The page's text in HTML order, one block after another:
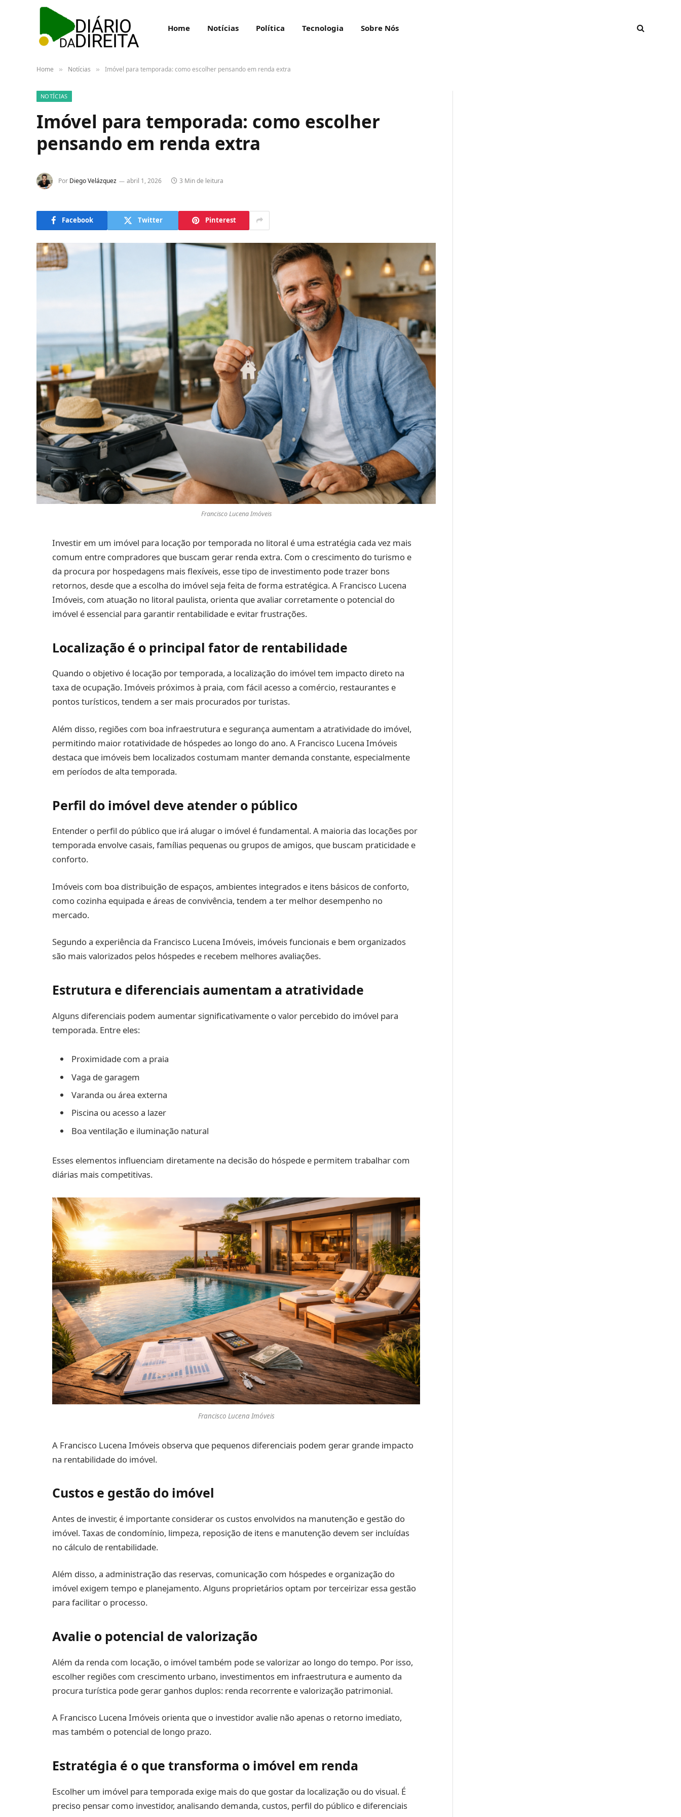
Home Notícias Política Tecnologia Sobre Nós
Home » Notícias » Imóvel para temporada: como escolher pensando em renda extra
NOTÍCIAS
Imóvel para temporada: como escolher
pensando em renda extra
Por Diego Velázquez abril 1, 2026 3 Min de leitura
Facebook Twitter Pinterest
Francisco Lucena Imóveis
Investir em um imóvel para locação por temporada no litoral é uma estratégia cada vez mais
comum entre compradores que buscam gerar renda extra. Com o crescimento do turismo e
da procura por hospedagens mais flexíveis, esse tipo de investimento pode trazer bons
retornos, desde que a escolha do imóvel seja feita de forma estratégica. A Francisco Lucena
Imóveis, com atuação no litoral paulista, orienta que avaliar corretamente o potencial do
imóvel é essencial para garantir rentabilidade e evitar frustrações.
Localização é o principal fator de rentabilidade
Quando o objetivo é locação por temporada, a localização do imóvel tem impacto direto na
taxa de ocupação. Imóveis próximos à praia, com fácil acesso a comércio, restaurantes e
pontos turísticos, tendem a ser mais procurados por turistas.
Além disso, regiões com boa infraestrutura e segurança aumentam a atratividade do imóvel,
permitindo maior rotatividade de hóspedes ao longo do ano. A Francisco Lucena Imóveis
destaca que imóveis bem localizados costumam manter demanda constante, especialmente
em períodos de alta temporada.
Perfil do imóvel deve atender o público
Entender o perfil do público que irá alugar o imóvel é fundamental. A maioria das locações por
temporada envolve casais, famílias pequenas ou grupos de amigos, que buscam praticidade e
conforto.
Imóveis com boa distribuição de espaços, ambientes integrados e itens básicos de conforto,
como cozinha equipada e áreas de convivência, tendem a ter melhor desempenho no
mercado.
Segundo a experiência da Francisco Lucena Imóveis, imóveis funcionais e bem organizados
são mais valorizados pelos hóspedes e recebem melhores avaliações.
Estrutura e diferenciais aumentam a atratividade
Alguns diferenciais podem aumentar significativamente o valor percebido do imóvel para
temporada. Entre eles:
Proximidade com a praia
Vaga de garagem
Varanda ou área externa
Piscina ou acesso a lazer
Boa ventilação e iluminação natural
Esses elementos influenciam diretamente na decisão do hóspede e permitem trabalhar com
diárias mais competitivas.
Francisco Lucena Imóveis
A Francisco Lucena Imóveis observa que pequenos diferenciais podem gerar grande impacto
na rentabilidade do imóvel.
Custos e gestão do imóvel
Antes de investir, é importante considerar os custos envolvidos na manutenção e gestão do
imóvel. Taxas de condomínio, limpeza, reposição de itens e manutenção devem ser incluídas
no cálculo de rentabilidade.
Além disso, a administração das reservas, comunicação com hóspedes e organização do
imóvel exigem tempo e planejamento. Alguns proprietários optam por terceirizar essa gestão
para facilitar o processo.
Avalie o potencial de valorização
Além da renda com locação, o imóvel também pode se valorizar ao longo do tempo. Por isso,
escolher regiões com crescimento urbano, investimentos em infraestrutura e aumento da
procura turística pode gerar ganhos duplos: renda recorrente e valorização patrimonial.
A Francisco Lucena Imóveis orienta que o investidor avalie não apenas o retorno imediato,
mas também o potencial de longo prazo.
Estratégia é o que transforma o imóvel em renda
Escolher um imóvel para temporada exige mais do que gostar da localização ou do visual. É
preciso pensar como investidor, analisando demanda, custos, perfil do público e diferenciais